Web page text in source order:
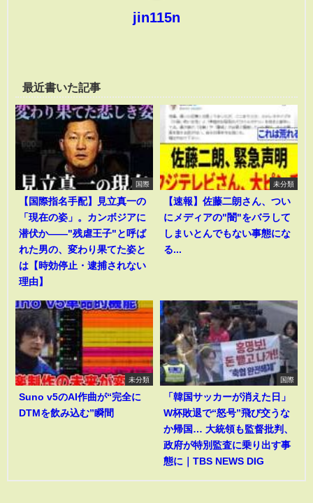
jin115n
最近書いた記事
国際
【国際指名手配】見立真一の
「現在の姿」。カンボジアに
潜伏か――"残虐王子"と呼ば
れた男の、変わり果てた姿と
は【時効停止・逮捕されない
理由】
未分類
【速報】佐藤二朗さん、つい
にメディアの"闇"をバラして
しまいとんでもない事態にな
る...
未分類
Suno v5のAI作曲が“完全に
DTMを飲み込む”瞬間
国際
「韓国サッカーが消えた日」
W杯敗退で“怒号”飛び交うな
か帰国… 大統領も監督批判、
政府が特別監査に乗り出す事
態に｜TBS NEWS DIG